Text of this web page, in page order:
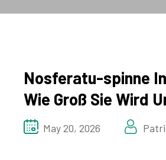
Nosferatu-spinne
Wie Groß Sie Wird
May 20, 2026